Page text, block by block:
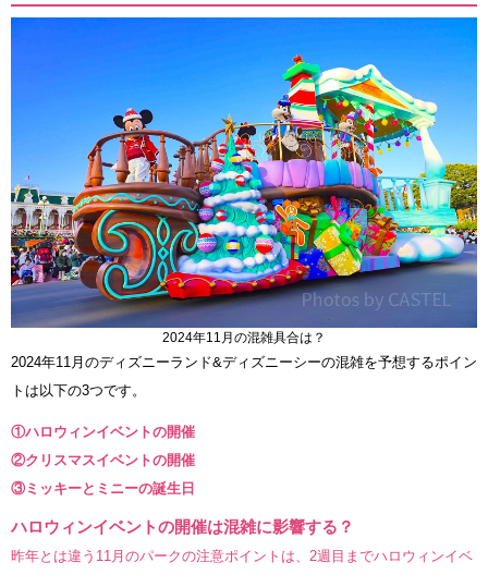
2024年11月の混雑具合は？
2024年11月のディズニーランド&ディズニーシーの混雑を予想するポイン
トは以下の3つです。
①ハロウィンイベントの開催
②クリスマスイベントの開催
③ミッキーとミニーの誕生日
ハロウィンイベントの開催は混雑に影響する？
昨年とは違う11月のパークの注意ポイントは、2週目までハロウィンイベ